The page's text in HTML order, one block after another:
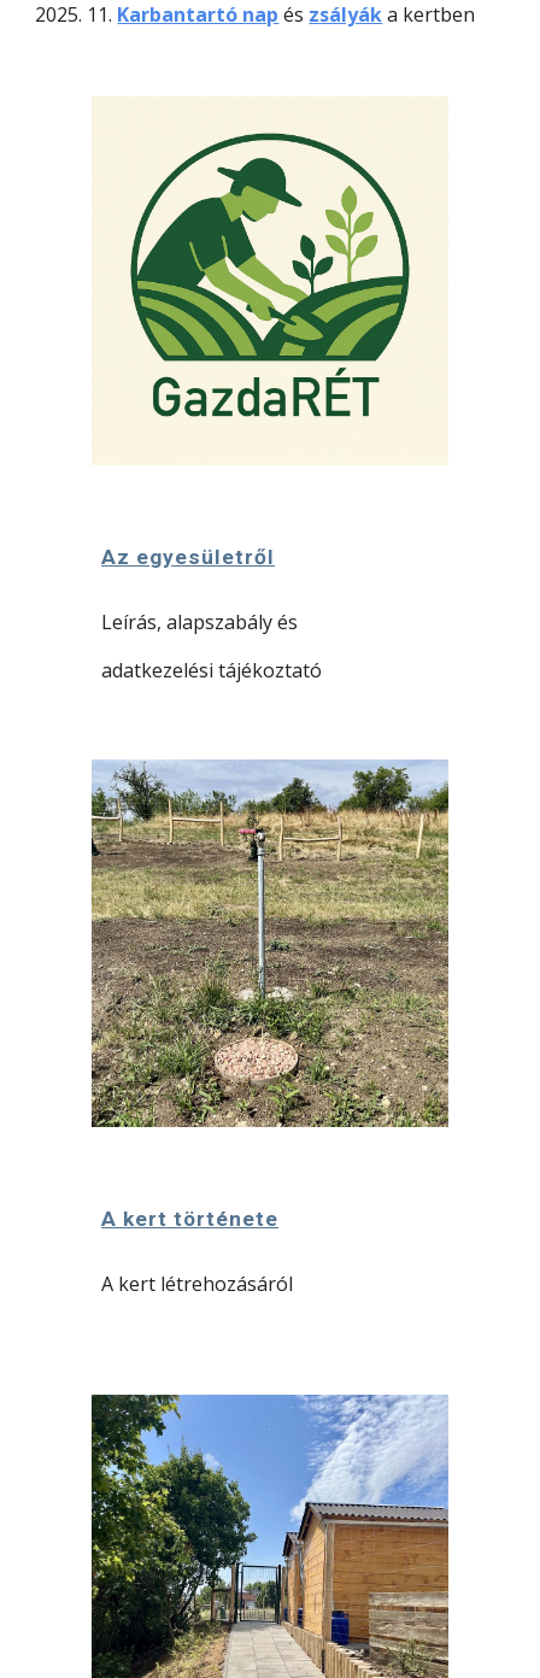
2025. 11. Karbantartó nap és zsályák a kertben
Az egyesületről
Leírás, alapszabály és
adatkezelési tájékoztató
A kert története
A kert létrehozásáról